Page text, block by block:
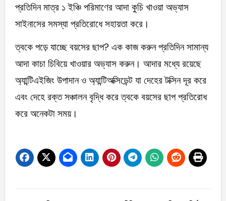
প্রতিদিন মাত্র ১ ইঞ্চি পরিমাণের আদা কুচি খাওয়া অভ্যাস
সাইনাসের সমস্যা প্রতিরোধে সহায়তা করে।
ত্বকে পড়ে যাচ্ছে বয়সের ছাপ? এক কাজ করুন প্রতিদিন সামান্য
আদা কাচা চিবিয়ে খাওয়ার অভ্যাস করুন। আদার মধ্যে রয়েছে
অ্যান্টিএইজিং উপাদান ও অ্যান্টিঅক্সিডেন্ট যা দেহের টক্সিন দূর করে
এবং দেহে রক্ত সঞ্চালন বৃদ্ধি করে ত্বকে বয়সের ছাপ প্রতিরোধ
করে অনেকটা সময়।